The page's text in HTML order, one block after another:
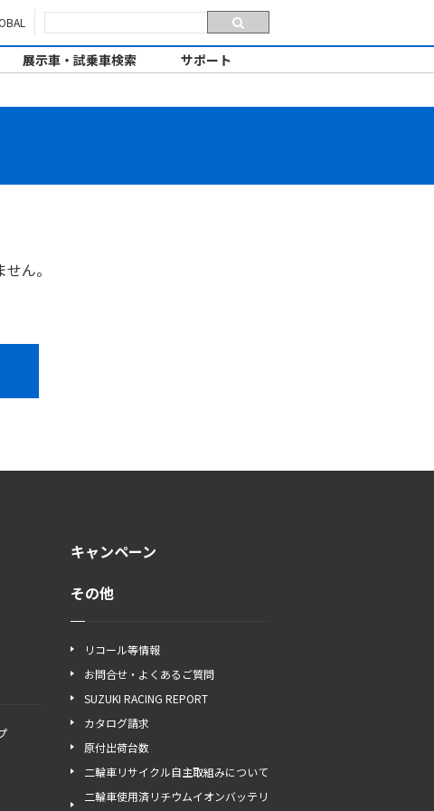
展示車・試乗車検索 サポート
ん。
キャンペーン
その他
リコール等情報
お問合せ・よくあるご質問
SUZUKI RACING REPORT
カタログ請求
原付出荷台数
二輪車リサイクル自主取組みについて
二輪車使用済リチウムイオンバッテリ